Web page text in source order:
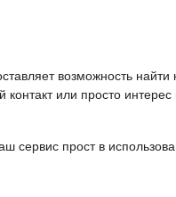
возможность найти
или просто интерес
прост в